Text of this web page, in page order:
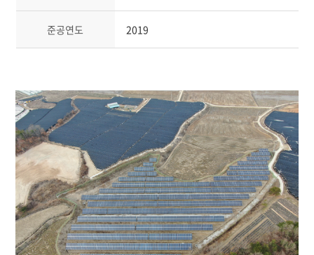
준공연도 2019